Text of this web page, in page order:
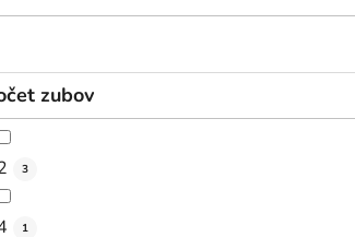
zubov
3
1